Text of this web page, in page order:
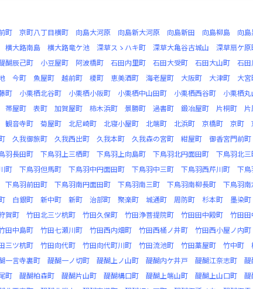
町 京町八丁目横町 向島大河原 向島新大河原 向島新田 向島柳島 向
横大路南島 横大路竜ケ池 深草スゝハキ町 深草大亀谷古城山 深草扇ケ原
醐辰己町 小豆屋町 阿波橋町 石田内里町 石田大受町 石田大山町 石田
今町 魚屋町 越前町 榎町 恵美酒町 海老屋町 大阪町 大津町 大
町 小栗栖北谷町 小栗栖小阪町 小栗栖中山田町 小栗栖西谷町 小栗栖丸
帯屋町 表町 加賀屋町 柿木浜町 景勝町 過書町 鍛冶屋町 片桐町
観音寺町 菊屋町 北尼崎町 北寝小屋町 北端町 北浜町 京橋町 京町
久我御旅町 久我西出町 久我本町 久我森の宮町 紺屋町 御香宮門前町
羽長田町 下鳥羽上三栖町 下鳥羽上向島町 下鳥羽北円面田町 下鳥羽北三
町 下鳥羽但馬町 下鳥羽中円面田町 下鳥羽中三町 下鳥羽西芹川町 下鳥
下鳥羽前田町 下鳥羽南円面田町 下鳥羽南三町 下鳥羽南柳長町 下鳥羽
白銀町 新中町 新町 治部町 聚楽町 城通町 周防町 杉本町 墨染町
賀町 竹田北三ツ杭町 竹田久保町 竹田浄菩提院町 竹田田中殿町 竹田
田中島町 竹田七瀬川町 竹田西内畑町 竹田西桶ノ井町 竹田西小屋ノ内町
三ツ杭町 竹田向代町 竹田向代町川町 竹田流池町 竹田藁屋町 竹中町
一言寺裏町 醍醐一ノ切町 醍醐上ノ山町 醍醐内ケ井戸 醍醐江奈志町 醍
町 醍醐柏森町 醍醐片山町 醍醐構口町 醍醐上端山町 醍醐上山口町 醍